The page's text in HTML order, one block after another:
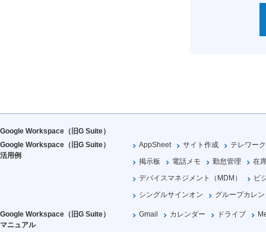
Google Workspace（旧G Suite）
Google Workspace（旧G Suite）
活用例
AppSheet サイト作成
テレワーク
掲示板
電話メモ 勤怠管理
在
デバイスマネジメント（MDM）
ビ
シングルサインオン
グループカレ
Google Workspace（旧G Suite）
マニュアル
Gmail カレンダー ドライブ